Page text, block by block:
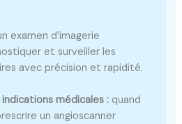
examen d’imagerie
et surveiller les
avec précision et rapidité.
médicales : quand
un angioscanner